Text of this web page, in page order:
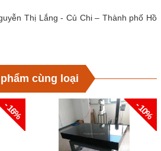
Thị Lắng - Củ Chi – Thành phố Hồ
cùng loại
- 16% - 10%